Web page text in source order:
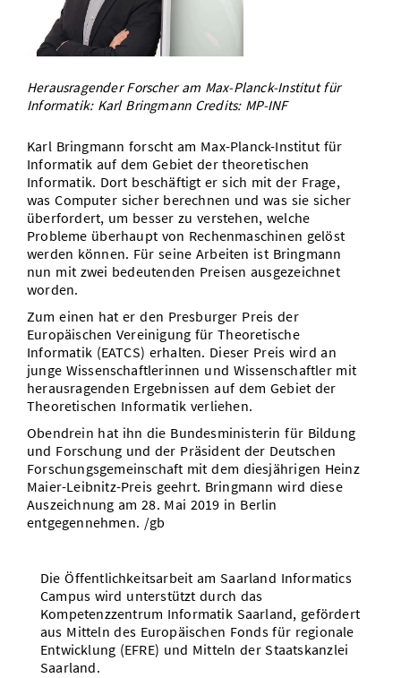
Vom Studium in den Beruf
Study Scheduler
Bibliothek
Open Science/Open Access
Start-ups
IT-Themenabend
Ranking
Preise, Auszeichnungen und Förderungen
SIC Merchandise
SIC Podcast
Anfahrt
Termine, Vorträge und Veranstaltungen
Alumni
Herausragender Forscher am Max-Planck-Institut für
Informatik: Karl Bringmann Credits: MP-INF
Karl Bringmann forscht am Max-Planck-Institut für
Informatik auf dem Gebiet der theoretischen
Informatik. Dort beschäftigt er sich mit der Frage,
was Computer sicher berechnen und was sie sicher
überfordert, um besser zu verstehen, welche
Probleme überhaupt von Rechenmaschinen gelöst
werden können. Für seine Arbeiten ist Bringmann
nun mit zwei bedeutenden Preisen ausgezeichnet
worden.
Zum einen hat er den Presburger Preis der
Europäischen Vereinigung für Theoretische
Informatik (EATCS) erhalten. Dieser Preis wird an
junge Wissenschaftlerinnen und Wissenschaftler mit
herausragenden Ergebnissen auf dem Gebiet der
Theoretischen Informatik verliehen.
Obendrein hat ihn die Bundesministerin für Bildung
und Forschung und der Präsident der Deutschen
Forschungsgemeinschaft mit dem diesjährigen Heinz
Maier-Leibnitz-Preis geehrt. Bringmann wird diese
Auszeichnung am 28. Mai 2019 in Berlin
entgegennehmen. /gb
Die Öffentlichkeitsarbeit am Saarland Informatics
Campus wird unterstützt durch das
Kompetenzzentrum Informatik Saarland, gefördert
aus Mitteln des Europäischen Fonds für regionale
Entwicklung (EFRE) und Mitteln der Staatskanzlei
Saarland.